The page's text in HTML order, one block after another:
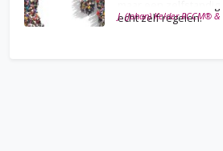
echt zelf regelen.
J. (Johan) Kelder RCCM® &